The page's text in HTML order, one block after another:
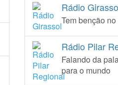
Rádio
Tem benção no
Rádio Pilar
Falando da
para o mundo